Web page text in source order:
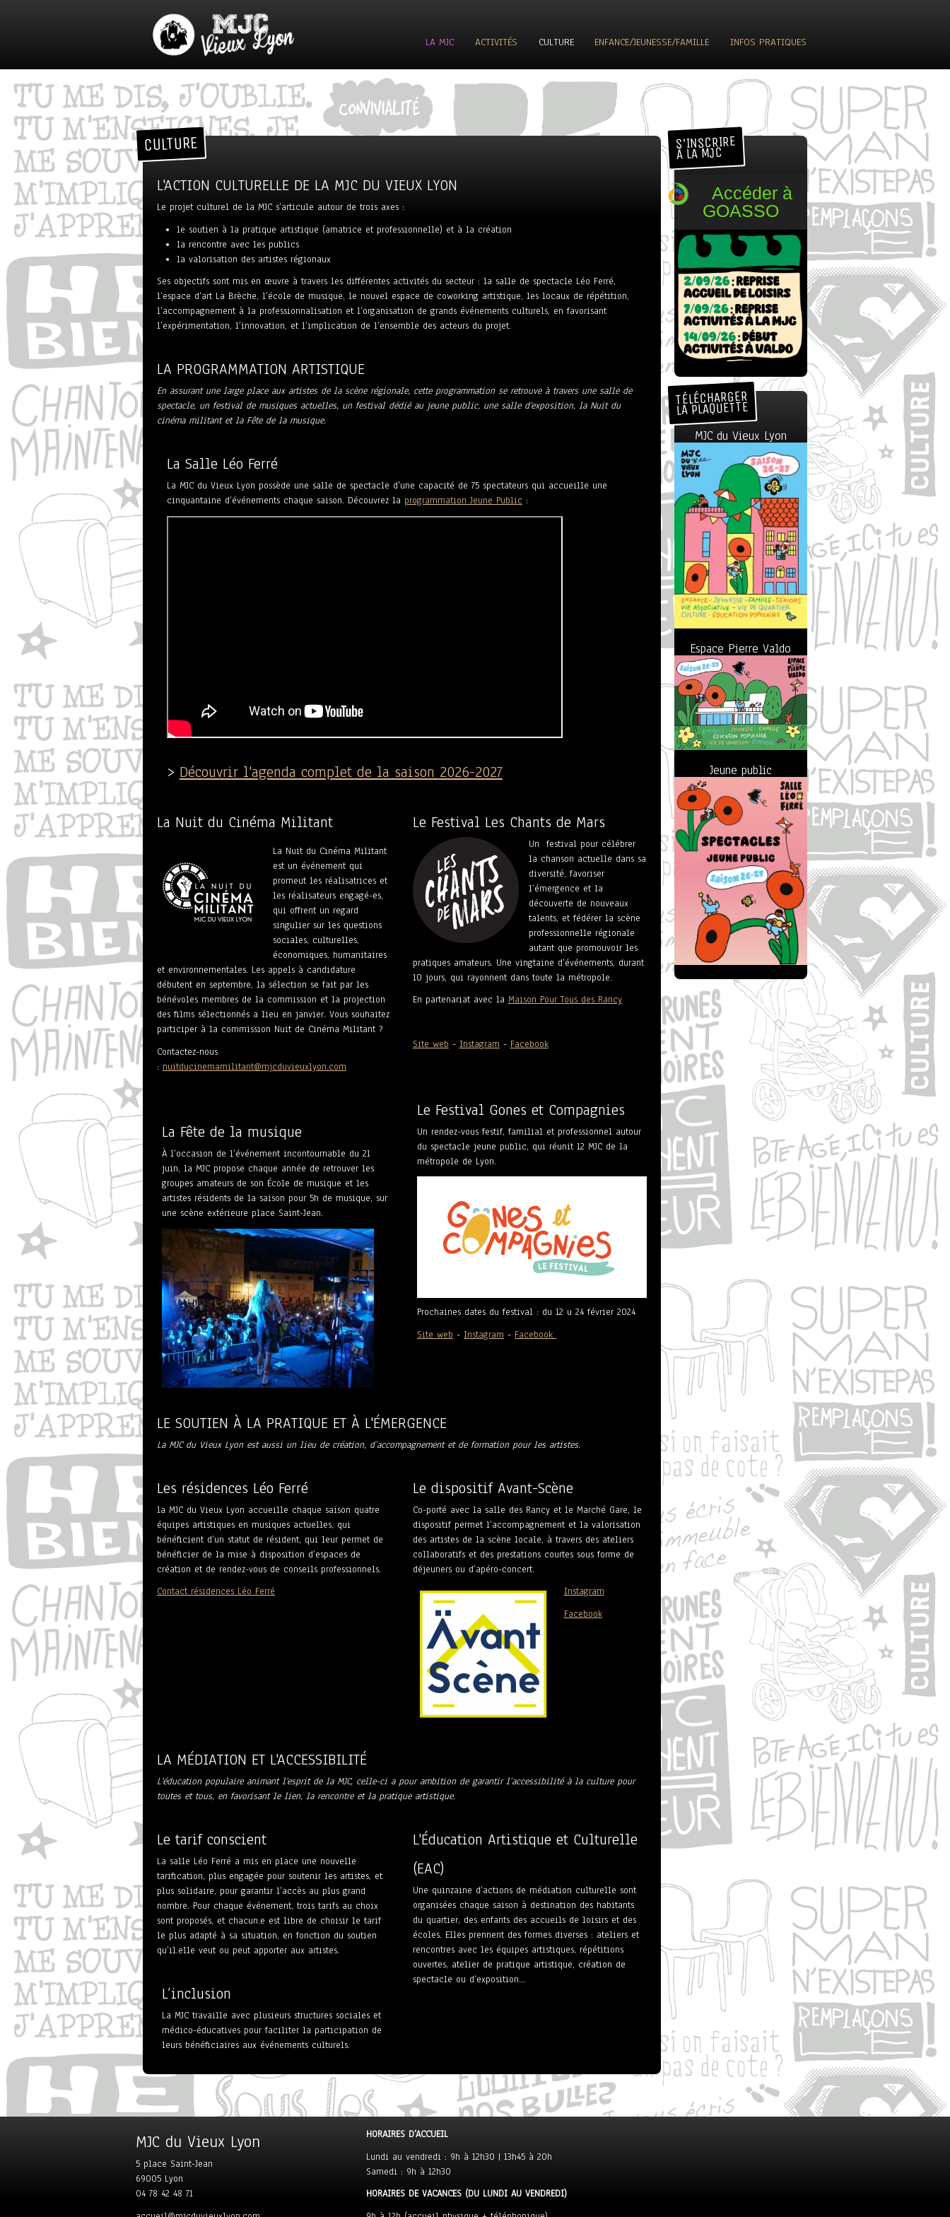
LA MJC
VIE ASSOCIATIVE ET CITOYENNE
VIE DE MAISON
VIE DE QUARTIER
ACTIVITÉS
INDEX D’ACTIVITÉS VALDO
CULTURE
FESTIVAL LES CHANTS DE MARS
FESTIVAL GONES ET COMPAGNIES
ENFANCE/JEUNESSE/FAMILLE
ACCUEIL DE LOISIRS DU MERCREDI
ACCUEIL DE LOISIRS VACANCES
LES-MINIS-SÉJOURS
SECTEUR JEUNES (11-18 ANS)
INFOS PRATIQUES
RECRUTEMENT
CULTURE
L'ACTION CULTURELLE DE LA MJC DU VIEUX LYON
Le projet culturel de la MJC s’articule autour de trois axes :
le soutien à la pratique artistique (amatrice et professionnelle) et à la création
la rencontre avec les publics
la valorisation des artistes régionaux
Ses objectifs sont mis en œuvre à travers les différentes activités du secteur : la salle de spectacle Léo Ferré,
l’espace d’art La Brèche, l’école de musique, le nouvel espace de coworking artistique, les locaux de répétition,
l’accompagnement à la professionnalisation et l’organisation de grands événements culturels, en favorisant
l’expérimentation, l’innovation, et l’implication de l’ensemble des acteurs du projet.
LA PROGRAMMATION ARTISTIQUE
En assurant une large place aux artistes de la scène régionale, cette programmation se retrouve à travers une salle de
spectacle, un festival de musiques actuelles, un festival dédié au jeune public, une salle d'exposition, la Nuit du
cinéma militant et la Fête de la musique.
La Salle Léo Ferré
La MJC du Vieux Lyon possède une salle de spectacle d'une capacité de 75 spectateurs qui accueille une
cinquantaine d’événements chaque saison. Découvrez la programmation Jeune Public :
> Découvrir l'agenda complet de la saison 2026-2027
La Nuit du Cinéma Militant
La Nuit du Cinéma Militant
est un événement qui
promeut les réalisatrices et
les réalisateurs engagé-es,
qui offrent un regard
singulier sur les questions
sociales, culturelles,
économiques, humanitaires
et environnementales. Les appels à candidature
débutent en septembre, la sélection se fait par les
bénévoles membres de la commission et la projection
des films sélectionnés a lieu en janvier. Vous souhaitez
participer à la commission Nuit de Cinéma Militant ?
Contactez-nous
: nuitducinemamilitant@mjcduvieuxlyon.com
La Fête de la musique
À l’occasion de l’événement incontournable du 21
juin, la MJC propose chaque année de retrouver les
groupes amateurs de son École de musique et les
artistes résidents de la saison pour 5h de musique, sur
une scène extérieure place Saint-Jean.
Le Festival Les Chants de Mars
Un festival pour célébrer
la chanson actuelle dans sa
diversité, favoriser
l’émergence et la
découverte de nouveaux
talents, et fédérer la scène
professionnelle régionale
autant que promouvoir les
pratiques amateurs. Une vingtaine d’événements, durant
10 jours, qui rayonnent dans toute la métropole.
En partenariat avec la Maison Pour Tous des Rancy
Site web - Instagram - Facebook
Le Festival Gones et Compagnies
Un rendez-vous festif, familial et professionnel autour
du spectacle jeune public, qui réunit 12 MJC de la
métropole de Lyon.
Prochaines dates du festival : du 12 u 24 février 2024
Site web -Instagram - Facebook
LE SOUTIEN À LA PRATIQUE ET À L'ÉMERGENCE
La MJC du Vieux Lyon est aussi un lieu de création, d’accompagnement et de formation pour les artistes.
Les résidences Léo Ferré
la MJC du Vieux Lyon accueille chaque saison quatre
équipes artistiques en musiques actuelles, qui
bénéficient d’un statut de résident, qui leur permet de
bénéficier de la mise à disposition d’espaces de
création et de rendez-vous de conseils professionnels.
Contact résidences Léo Ferré
Le dispositif Avant-Scène
Co-porté avec la salle des Rancy et le Marché Gare, le
dispositif permet l’accompagnement et la valorisation
des artistes de la scène locale, à travers des ateliers
collaboratifs et des prestations courtes sous forme de
déjeuners ou d’apéro-concert.
Instagram
Facebook
LA MÉDIATION ET L'ACCESSIBILITÉ
L'éducation populaire animant l'esprit de la MJC, celle-ci a pour ambition de garantir l’accessibilité à la culture pour
toutes et tous, en favorisant le lien, la rencontre et la pratique artistique.
Le tarif conscient
La salle Léo Ferré a mis en place une nouvelle
tarification, plus engagée pour soutenir les artistes, et
plus solidaire, pour garantir l’accès au plus grand
nombre. Pour chaque événement, trois tarifs au choix
sont proposés, et chacun.e est libre de choisir le tarif
le plus adapté à sa situation, en fonction du soutien
qu’il.elle veut ou peut apporter aux artistes.
L’inclusion
La MJC travaille avec plusieurs structures sociales et
médico-éducatives pour faciliter la participation de
leurs bénéficiaires aux événements culturels.
L'Éducation Artistique et Culturelle
(EAC)
Une quinzaine d’actions de médiation culturelle sont
organisées chaque saison à destination des habitants
du quartier, des enfants des accueils de loisirs et des
écoles. Elles prennent des formes diverses : ateliers et
rencontres avec les équipes artistiques, répétitions
ouvertes, atelier de pratique artistique, création de
spectacle ou d’exposition…
S'INSCRIRE
À LA MJC
Accéder à
GOASSO
TÉLÉCHARGER
LA PLAQUETTE
MJC du Vieux Lyon
Espace Pierre Valdo
Jeune public
MJC du Vieux Lyon
5 place Saint-Jean
69005 Lyon
04 78 42 48 71
HORAIRES D'ACCUEIL
Lundi au vendredi : 9h à 12h30 | 13h45 à 20h
Samedi : 9h à 12h30
HORAIRES DE VACANCES (DU LUNDI AU VENDREDI)